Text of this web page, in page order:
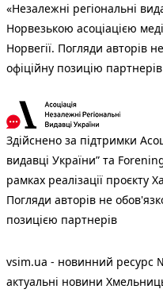
«Незалежні регіональні
Норвезькою асоціацією
Норвегії. Погляди авторів
офіційну позицію
Здійснено за підтримки
видавці України” та
рамках реалізації проєкту
Погляди авторів не
позицією партнерів
vsim.ua - новинний ресурс
актуальні новини